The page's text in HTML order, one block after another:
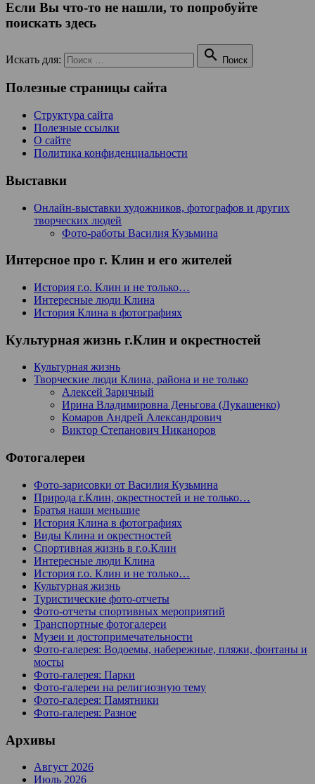
Если Вы что-то не нашли, то попробуйте
поискать здесь
Искать для:  Поиск
Полезные страницы сайта
Структура сайта
Полезные ссылки
О сайте
Политика конфиденциальности
Выставки
Онлайн-выставки художников, фотографов и других
творческих людей
Фото-работы Василия Кузьмина
Интерсное про г. Клин и его жителей
История г.о. Клин и не только…
Интересные люди Клина
История Клина в фотографиях
Культурная жизнь г.Клин и окрестностей
Культурная жизнь
Творческие люди Клина, района и не только
Алексей Заричный
Ирина Владимировна Деньгова (Лукашенко)
Комаров Андрей Александрович
Виктор Степанович Никаноров
Фотогалереи
Фото-зарисовки от Василия Кузьмина
Природа г.Клин, окрестностей и не только…
Братья наши меньшие
История Клина в фотографиях
Виды Клина и окрестностей
Спортивная жизнь в г.о.Клин
Интересные люди Клина
История г.о. Клин и не только…
Культурная жизнь
Туристические фото-отчеты
Фото-отчеты спортивных мероприятий
Транспортные фотогалереи
Музеи и достопримечательности
Фото-галерея: Водоемы, набережные, пляжи, фонтаны и
мосты
Фото-галерея: Парки
Фото-галереи на религиозную тему
Фото-галерея: Памятники
Фото-галерея: Разное
Архивы
Август 2026
Июль 2026